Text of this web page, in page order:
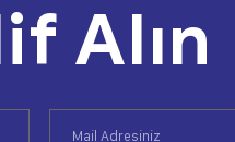
Alın